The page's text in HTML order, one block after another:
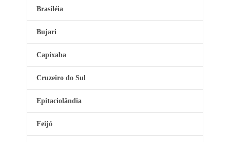
Brasiléia
Bujari
Capixaba
Cruzeiro do Sul
Epitaciolândia
Feijó